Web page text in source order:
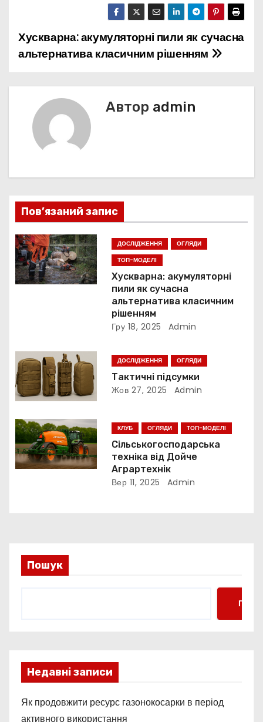
Н
в
і
я
з
а
с
і
Хускварна: акумуляторні пили як сучасна
альтернатива класичним рішенням
Автор admin
Пов’язаний запис
ДОСЛІДЖЕННЯ
ОГЛЯДИ
ТОП-МОДЕЛІ
Хускварна: акумуляторні
пили як сучасна
альтернатива класичним
рішенням
Гру 18, 2025 Admin
ДОСЛІДЖЕННЯ ОГЛЯДИ
Тактичні підсумки
Жов 27, 2025 Admin
КЛУБ ОГЛЯДИ ТОП-МОДЕЛІ
Сільськогосподарська
техніка від Дойче
Аграртехнік
Вер 11, 2025 Admin
Пошук
Недавні записи
Як продовжити ресурс газонокосарки в період
активного використання